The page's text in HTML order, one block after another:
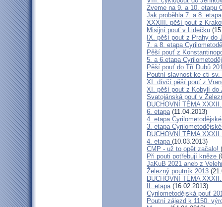
Zveme na 9. a 10. etapu
Jak proběhla 7. a 8.
XXXIII. pěší pouť z
Misijní pouť v Lidečku
IX. pěší pouť z Prahy do
7. a 8. etapa
Pěší pouť z
5. a 6.etapa
Pěší pouť do Tří Dubů
Poutní slavnost ke cti sv.
XI. dívčí pěší pouť z
XI. pěší pouť z Kobylí do
Svatojánská pouť v
DUCHOVNÍ TÉMA
6. etapa (11.04.2013)
4. etapa
3. etapa
DUCHOVNÍ TÉMA
4. etapa (10.03.2013)
CMP - už to opět začalo!
Při pouti potřebují kněze
JaKuB 2021 aneb z
Železný poutník 2013
DUCHOVNÍ TÉMA
II. etapa (16.02.2013)
Cyrilometodějská pouť
Poutní zájezd k 1150.